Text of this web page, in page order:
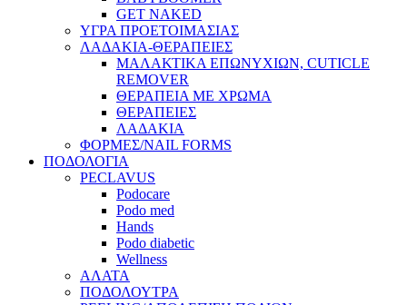
GET NAKED
ΥΓΡΑ ΠΡΟΕΤΟΙΜΑΣΙΑΣ
ΛΑΔΑΚΙΑ-ΘΕΡΑΠΕΙΕΣ
ΜΑΛΑΚΤΙΚΑ ΕΠΩΝΥΧΙΩΝ, CUTICLE
REMOVER
ΘΕΡΑΠΕΙΑ ΜΕ ΧΡΩΜΑ
ΘΕΡΑΠΕΙΕΣ
ΛΑΔΑΚΙΑ
ΦΟΡΜΕΣ/NAIL FORMS
ΠΟΔΟΛΟΓΙΑ
PECLAVUS
Podocare
Podo med
Hands
Podo diabetic
Wellness
ΑΛΑΤΑ
ΠΟΔΟΛΟΥΤΡΑ